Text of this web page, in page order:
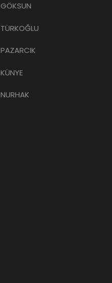
GÖKSUN
TÜRKOĞLU
PAZARCIK
KÜNYE
NURHAK